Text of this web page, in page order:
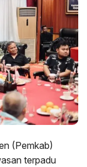
(Pemkab)
terpadu